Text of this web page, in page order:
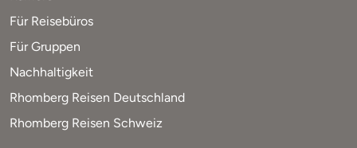
Für Reisebüros
Für Gruppen
Nachhaltigkeit
Rhomberg Reisen Deutschland
Rhomberg Reisen Schweiz